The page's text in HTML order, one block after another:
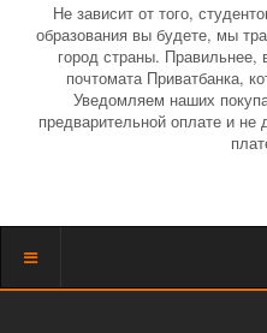
Не зависит от того,
образования вы будете, мы
город страны.
почтомата Приватбанка,
Уведомляем наших
предварительной оплате и
Показать